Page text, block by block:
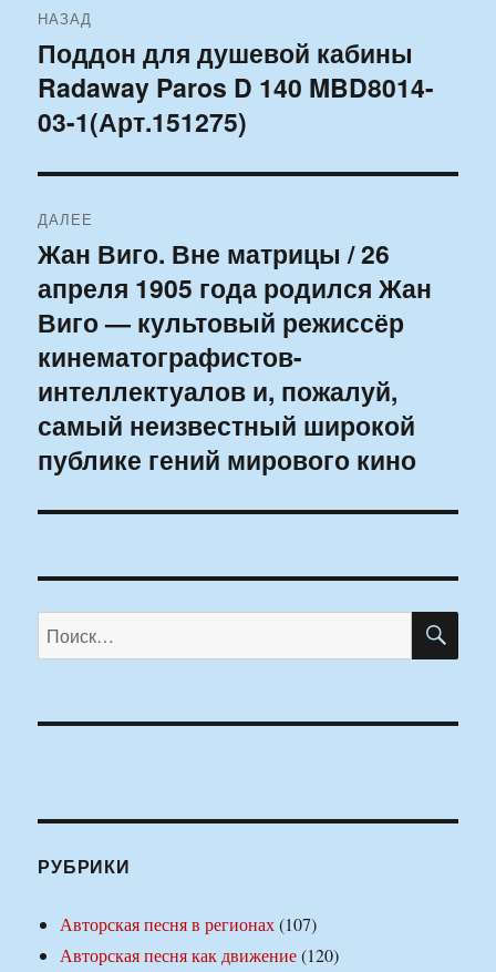
по
записям
НАЗАД
Предыдущая
запись:
Поддон для душевой кабины
Radaway Paros D 140 MBD8014-
03-1(Арт.151275)
ДАЛЕЕ
Следующая
запись:
Жан Виго. Вне матрицы / 26
апреля 1905 года родился Жан
Виго — культовый режиссёр
кинематографистов-
интеллектуалов и, пожалуй,
самый неизвестный широкой
публике гений мирового кино
Искать:
РУБРИКИ
Авторская песня в регионах(107)
Авторская песня как движение(120)